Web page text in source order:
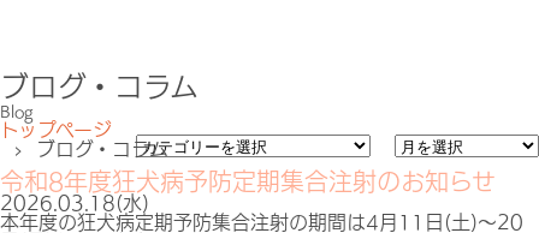
ブログ・コラム
Blog
トップページ
› ブログ・コラム
令和8年度狂犬病予防定期集合注射のお知らせ
2026.03.18(水)
本年度の狂犬病定期予防集合注射の期間は4月11日(土)〜20